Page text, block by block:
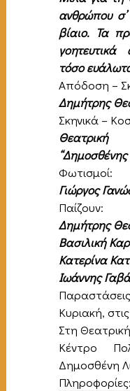
ανθρώπου
βίαιο. Τα
τόσο
Απόδοση –
Δημήτρης
Σκηνικά –
Φωτισμοί:
Γιώργος
Παίζουν:
Δημήτρης
Βασιλική
Κατερίνα
Ιωάννης
Κυριακή,
Στη
Κέντρο
Δημοσθένη